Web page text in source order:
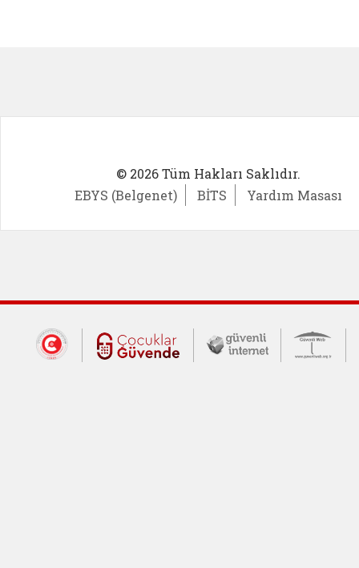
© 2026 Tüm Hakları Saklıdır.
EBYS (Belgenet)
BİTS Yardım Masası
Dış Bağlantılar
Cumhurbaşkanlığı İletişim Merkezi
Çocuklar Güvende (yeni
Güvenli